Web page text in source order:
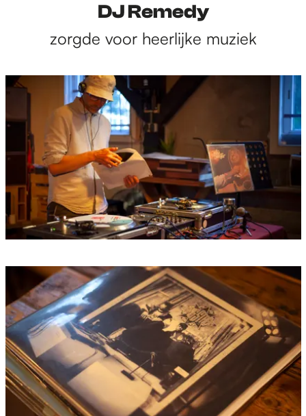
DJ Remedy
zorgde voor heerlijke muziek